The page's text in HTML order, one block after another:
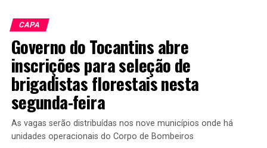
CAPA
Governo do Tocantins abre
inscrições para seleção de
brigadistas florestais nesta
segunda-feira
As vagas serão distribuídas nos nove municípios onde há
unidades operacionais do Corpo de Bombeiros